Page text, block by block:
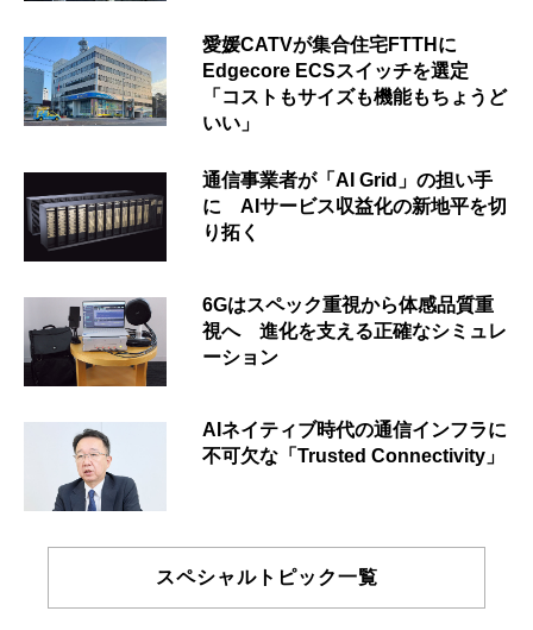
愛媛CATVが集合住宅FTTHに
Edgecore ECSスイッチを選定
「コストもサイズも機能もちょうど
いい」
通信事業者が「AI Grid」の担い手
に AIサービス収益化の新地平を切
り拓く
6Gはスペック重視から体感品質重
視へ 進化を支える正確なシミュレ
ーション
AIネイティブ時代の通信インフラに
不可欠な「Trusted Connectivity」
スペシャルトピック一覧